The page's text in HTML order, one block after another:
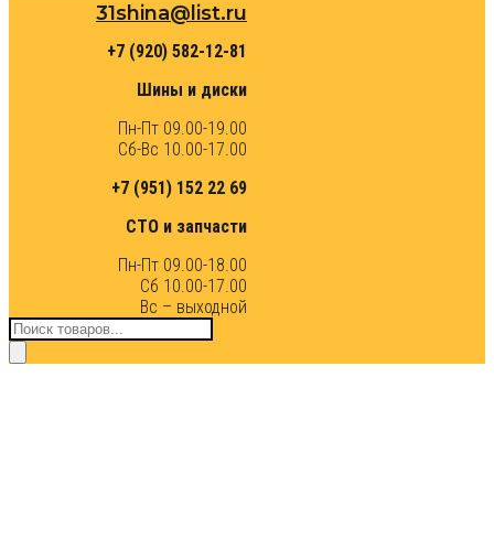
31shina@list.ru
+7 (920) 582-12-81
Шины и диски
Пн-Пт 09.00-19.00
Сб-Вс 10.00-17.00
+7 (951) 152 22 69
СТО и запчасти
Пн-Пт 09.00-18.00
Сб 10.00-17.00
Вс – выходной
Поиск
товаров